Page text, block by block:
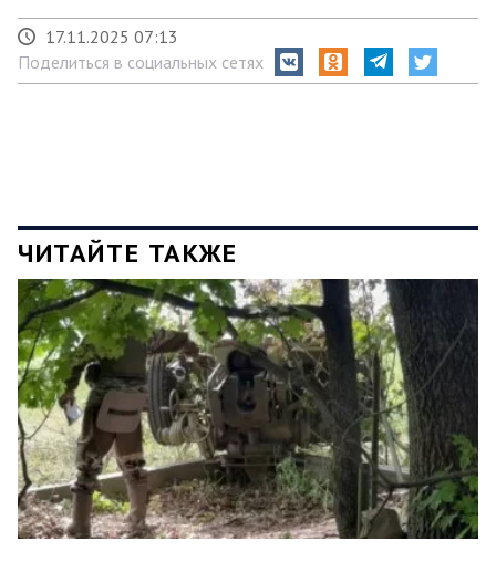
17.11.2025 07:13
Поделиться в социальных сетях
ЧИТАЙТЕ ТАКЖЕ